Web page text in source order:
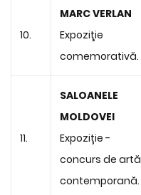
10.
MARC VERLAN
Expoziţie
comemorativă.
11.
SALOANELE
MOLDOVEI
Expoziție -
concurs de artă
contemporană.